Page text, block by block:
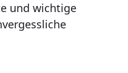
und wichtige